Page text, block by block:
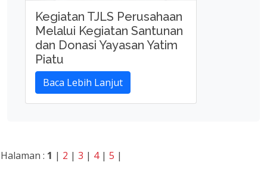
Kegiatan TJLS Perusahaan
Melalui Kegiatan Santunan
dan Donasi Yayasan Yatim
Piatu
Baca Lebih Lanjut
Halaman : 1 | 2 | 3 | 4| 5 |